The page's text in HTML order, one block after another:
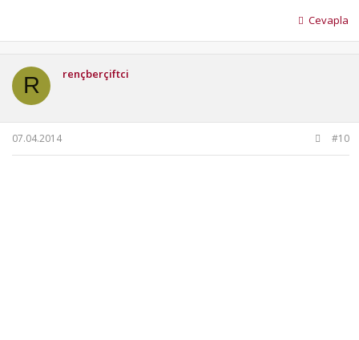
Cevapla
R rençberçiftci
07.04.2014 #10